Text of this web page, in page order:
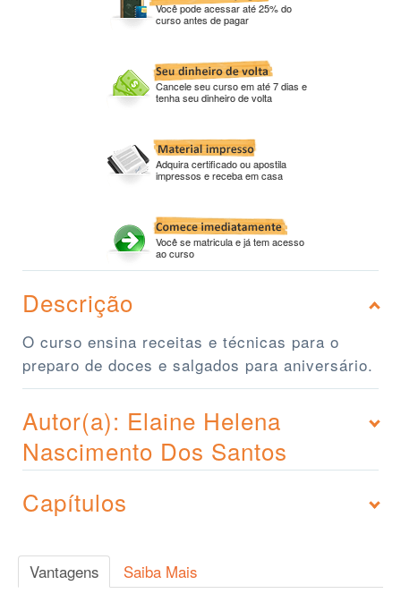
Você pode acessar até 25% do
curso antes de pagar
Cancele seu curso em até 7 dias e
tenha seu dinheiro de volta
Adquira certificado ou apostila
impressos e receba em casa
Você se matricula e já tem acesso
ao curso
Descrição
O curso ensina receitas e técnicas para o
preparo de doces e salgados para aniversário.
Autor(a): Elaine Helena
Nascimento Dos Santos
Capítulos
Vantagens Saiba Mais